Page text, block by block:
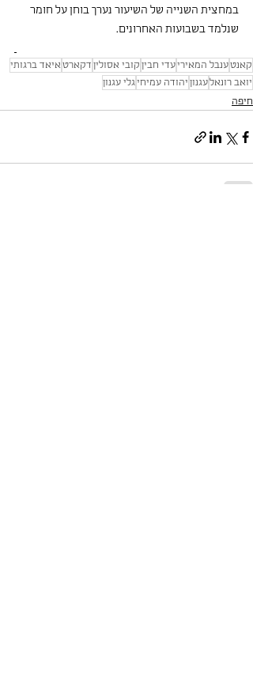
במחצית השנייה של השיעור נערך בוחן על חומר
שנלמד בשבועות האחרונים.
קאנטענבל המאיריעדי חבין קובי אסולין דקארטאיאד ברגותי
יואב רונאלעגנון יהודה עמיחיגלי עגנון
חיפה